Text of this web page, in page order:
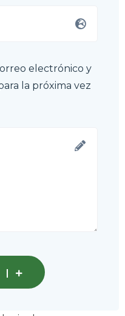
electrónico y
la próxima vez